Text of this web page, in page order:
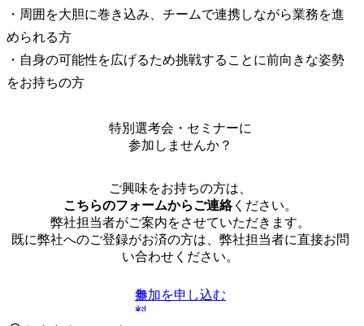
・周囲を大胆に巻き込み、チームで連携しながら業務を進
められる方
・自身の可能性を広げるため挑戦することに前向きな姿勢
をお持ちの方
特別選考会・セミナーに
参加しませんか？
ご興味をお持ちの方は、
こちらのフォームからご連絡ください。
弊社担当者がご案内をさせていただきます。
既に弊社へのご登録がお済の方は、弊社担当者に直接お問
い合わせください。
無
料
参加を申し込む